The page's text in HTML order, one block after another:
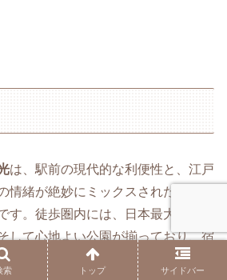
は、駅前の現代的な利便性と、江戸
情緒が絶妙にミックスされた、非常
す。徒歩圏内には、日本最大級の本
して心地よい公園が揃っており、宿
も十分に滋賀の魅力を堪能できま
索 トップ サイドバー